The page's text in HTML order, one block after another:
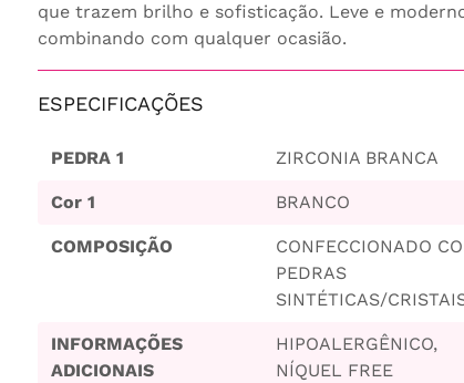
que trazem brilho e sofisticação. Leve e
combinando com qualquer ocasião.
ESPECIFICAÇÕES
PEDRA 1 ZIRCONIA BRANCA
Cor 1 BRANCO
COMPOSIÇÃO
CONFECCIONADO
PEDRAS
SINTÉTICAS/
INFORMAÇÕES
ADICIONAIS
HIPOALERGÊNICO,
NÍQUEL FREE